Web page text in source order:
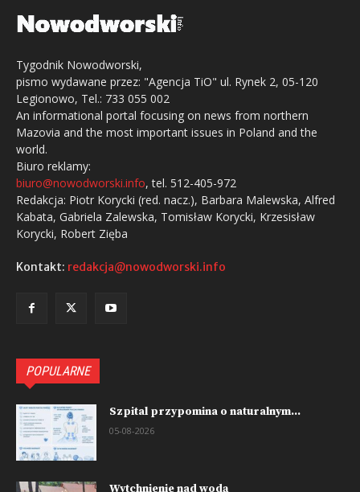
Tygodnik Nowodworski,
pismo wydawane przez: "Agencja TiO" ul. Rynek 2, 05-120
Legionowo, Tel.: 733 055 002
An informational portal focusing on news from northern
Mazovia and the most important issues in Poland and the
world.
Biuro reklamy:
biuro@nowodworski.info, tel. 512-405-972
Redakcja: Piotr Korycki (red. nacz.), Barbara Malewska, Alfred
Kabata, Gabriela Zalewska, Tomisław Korycki, Krzesisław
Korycki, Robert Zięba
Kontakt: redakcja@nowodworski.info
POPULARNE
Szpital przypomina o naturalnym...
05-08-2026
Wytchnienie nad wodą